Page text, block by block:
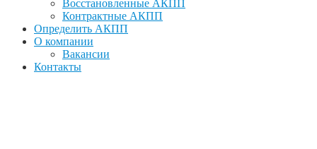
Восстановленные АКПП
Контрактные АКПП
Определить АКПП
О компании
Вакансии
Контакты